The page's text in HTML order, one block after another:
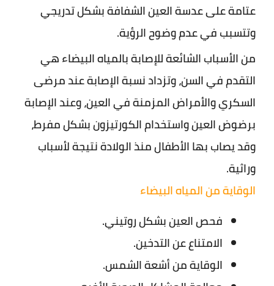
عتامة على عدسة العين الشفافة بشكل تدريجي
وتتسبب في عدم وضوح الرؤية.
من الأسباب الشائعة للإصابة بالمياه البيضاء هي
التقدم في السن، وتزداد نسبة الإصابة عند مرضى
السكري والأمراض المزمنة في العين، وعند الإصابة
برضوض العين واستخدام الكورتيزون بشكل مفرط،
وقد يصاب بها الأطفال منذ الولادة نتيجة لأسباب
وراثية.
الوقاية من المياه البيضاء
فحص العين بشكل روتيني.
الامتناع عن التدخين.
الوقاية من أشعة الشمس.